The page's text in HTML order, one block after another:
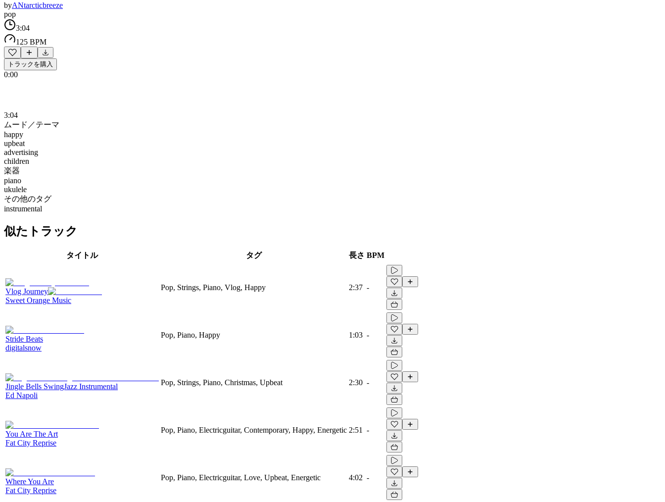
byANtarcticbreeze
pop
3:04
125 BPM
トラックを購入
0:00
3:04
ムード／テーマ
happy
upbeat
advertising
children
楽器
piano
ukulele
その他のタグ
instrumental
似たトラック
タイトル タグ 長さ BPM
Vlog Journey
Sweet Orange Music
Pop, Strings, Piano, Vlog, Happy 2:37 -
Stride Beats
digitalsnow
Pop, Piano, Happy 1:03 -
Jingle Bells SwingJazz Instrumental
Ed Napoli
Pop, Strings, Piano, Christmas, Upbeat 2:30 -
You Are The Art
Fat City Reprise
Pop, Piano, Electricguitar, Contemporary, Happy, Energetic 2:51 -
Where You Are
Fat City Reprise
Pop, Piano, Electricguitar, Love, Upbeat, Energetic 4:02 -